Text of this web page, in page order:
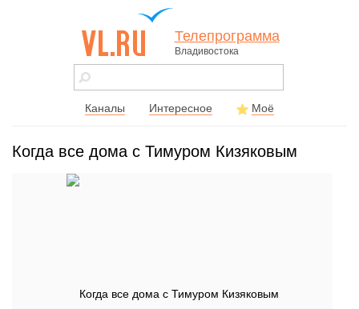
vl.ru - сайт
города
Телепрограмма
Владивостока
Каналы Интересное Моё
Когда все дома с Тимуром Кизяковым